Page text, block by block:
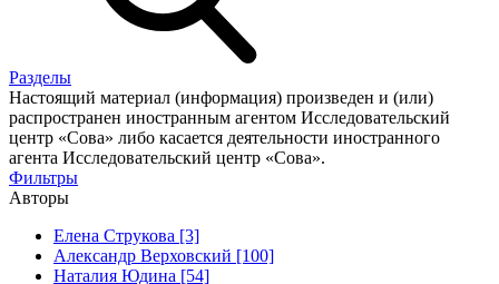
Разделы
Настоящий материал (информация) произведен и (или)
распространен иностранным агентом Исследовательский
центр «Сова» либо касается деятельности иностранного
агента Исследовательский центр «Сова».
Фильтры
Авторы
Елена Струкова [3]
Александр Верховский [100]
Наталия Юдина [54]